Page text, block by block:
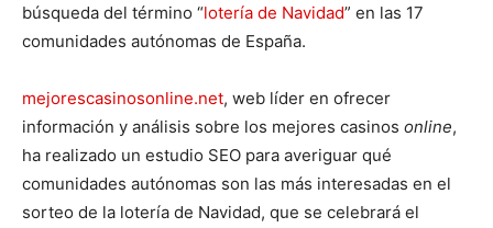
búsqueda del término “lotería de Navidad” en las 17
comunidades autónomas de España.
mejorescasinosonline.net, web líder en ofrecer
información y análisis sobre los mejores casinos online,
ha realizado un estudio SEO para averiguar qué
comunidades autónomas son las más interesadas en el
sorteo de la lotería de Navidad, que se celebrará el